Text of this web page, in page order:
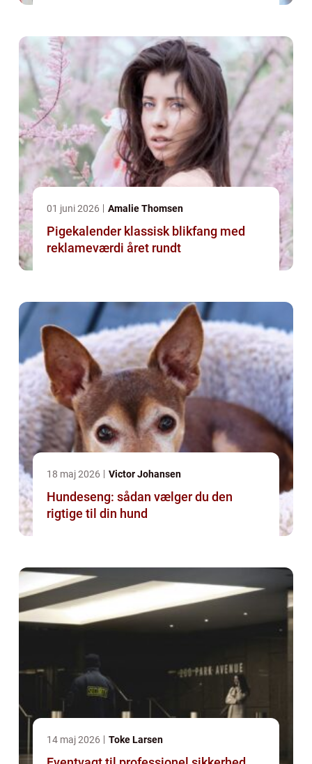
01 juni 2026 Amalie Thomsen
Pigekalender klassisk blikfang med
reklameværdi året rundt
18 maj 2026 Victor Johansen
Hundeseng: sådan vælger du den
rigtige til din hund
14 maj 2026 Toke Larsen